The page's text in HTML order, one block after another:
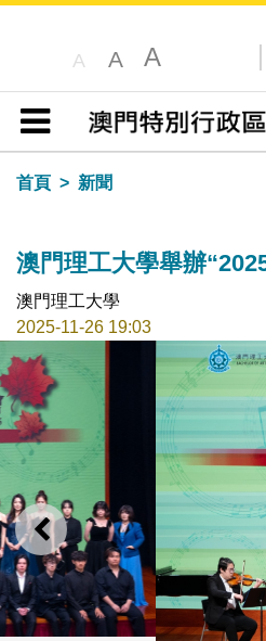
A A A
目錄
首頁
新聞
澳門理工大學舉辦
澳門理工大學
2025-11-26 19:03
上一則